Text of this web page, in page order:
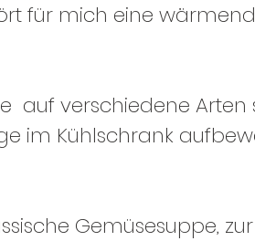
für mich eine
auf verschiedene Arten
im Kühlschrank
Gemüsesuppe,